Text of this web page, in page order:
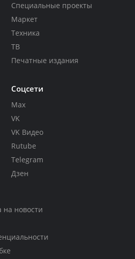
Специальные проекты
Маркет
Техника
ТВ
Печатные издания
Соцсети
Max
VK
VK Видео
Rutube
Telegram
Дзен
на новости